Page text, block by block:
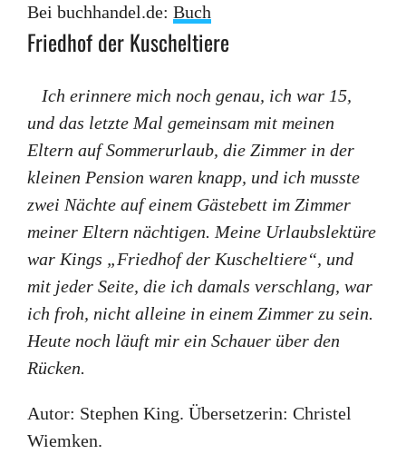
Bei buchhandel.de: Buch
Friedhof der Kuscheltiere
Ich erinnere mich noch genau, ich war 15,
und das letzte Mal gemeinsam mit meinen
Eltern auf Sommerurlaub, die Zimmer in der
kleinen Pension waren knapp, und ich musste
zwei Nächte auf einem Gästebett im Zimmer
meiner Eltern nächtigen. Meine Urlaubslektüre
war Kings „Friedhof der Kuscheltiere“, und
mit jeder Seite, die ich damals verschlang, war
ich froh, nicht alleine in einem Zimmer zu sein.
Heute noch läuft mir ein Schauer über den
Rücken.
Autor: Stephen King. Übersetzerin: Christel
Wiemken.